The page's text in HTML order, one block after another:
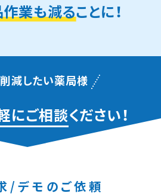
業も減ることに！
減したい薬局様
にご相談ください！
/デモのご依頼